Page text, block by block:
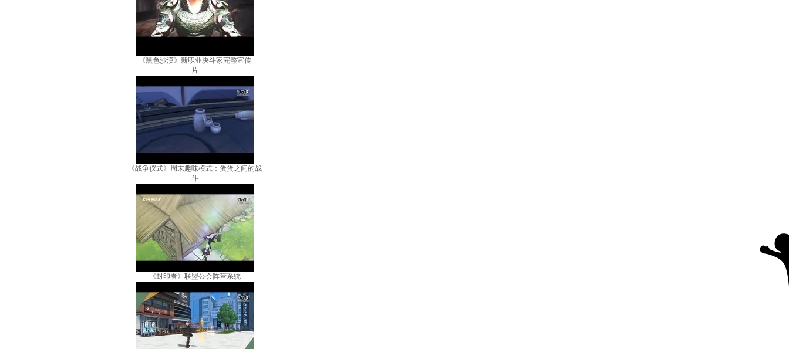
《黑色沙漠》新职业决斗家完整宣传
片
《战争仪式》周末趣味模式：蛋蛋之间的战
斗
《封印者》联盟公会阵营系统